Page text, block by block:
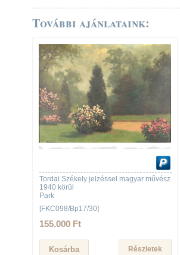
További ajánlataink:
Tordai Székely jelzéssel magyar művész
1940 körül
Park
[FKC098/Bp17/30]
155.000 Ft
Részletek